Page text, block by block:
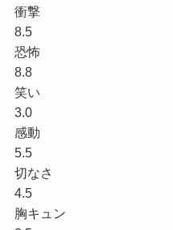
衝撃
8.5
恐怖
8.8
笑い
3.0
感動
5.5
切なさ
4.5
胸キュン